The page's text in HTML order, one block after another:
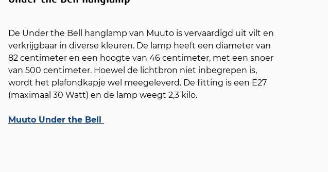
De Under the Bell hanglamp van Muuto is vervaardigd uit vilt en
verkrijgbaar in diverse kleuren. De lamp heeft een diameter van
82 centimeter en een hoogte van 46 centimeter, met een snoer
van 500 centimeter. Hoewel de lichtbron niet inbegrepen is,
wordt het plafondkapje wel meegeleverd. De fitting is een E27
(maximaal 30 Watt) en de lamp weegt 2,3 kilo.
Muuto Under the Bell